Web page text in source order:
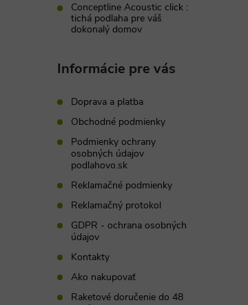
Conceptline Acoustic click :
tichá podlaha pre váš
dokonalý domov
Informácie pre vás
Doprava a platba
Obchodné podmienky
Podmienky ochrany
osobných údajov
podlahovo.sk
Reklamačné podmienky
Reklamačný protokol
GDPR - ochrana osobných
údajov
Kontakty
Ako nakupovať
Raketové doručenie do 48